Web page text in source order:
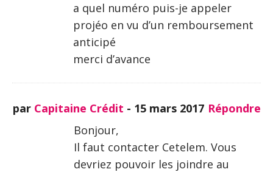
a quel numéro puis-je appeler
projéo en vu d’un remboursement
anticipé
merci d’avance
par Capitaine Crédit - 15 mars 2017 Répondre
Bonjour,
Il faut contacter Cetelem. Vous
devriez pouvoir les joindre au